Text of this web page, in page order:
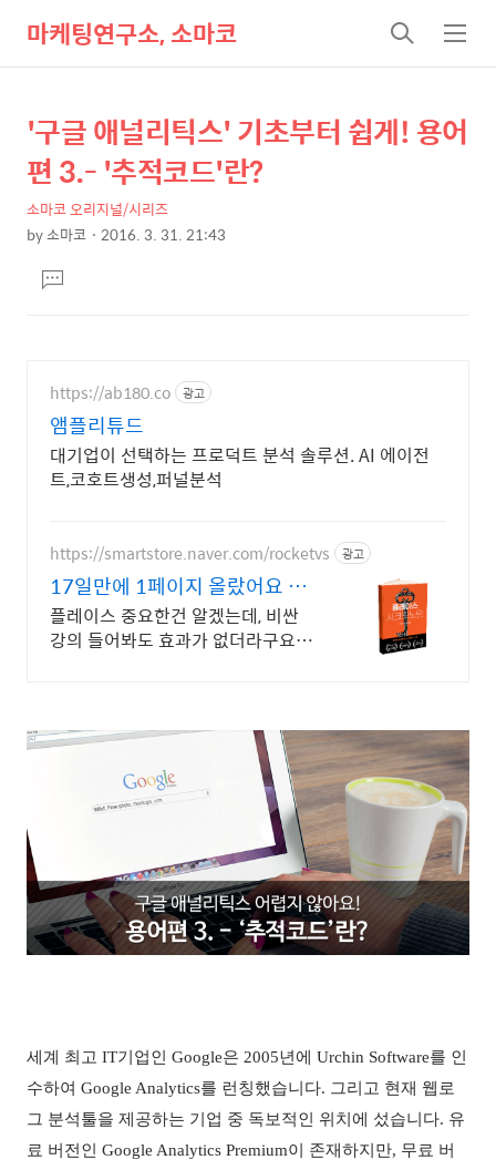
마케팅연구소, 소마코
검
색
메
뉴
상
세
컨
텐
본
제
목
'구글 애널리틱스' 기초부터 쉽게! 용어
편 3.- '추적코드'란?
소마코 오리지널/시리즈
by소마코 2016. 3. 31. 21:43
문댓
글
https://ab180.co 광고
앰플리튜드
대기업이 선택하는 프로덕트 분석 솔루션. AI 에이전
트,코호트생성,퍼널분석
https://smartstore.naver.com/rocketvs 광고
17일만에 1페이지 올랐어요 초
보 사장님 플레이스 가이드
플레이스 중요한건 알겠는데, 비싼
강의 들어봐도 효과가 없더라구요.
세계 최고 IT기업인 Google은 2005년에 Urchin Software를 인
수하여 Google Analytics를 런칭했습니다. 그리고 현재 웹로
그 분석툴을 제공하는 기업 중 독보적인 위치에 섰습니다. 유
료 버전인 Google Analytics Premium이 존재하지만, 무료 버